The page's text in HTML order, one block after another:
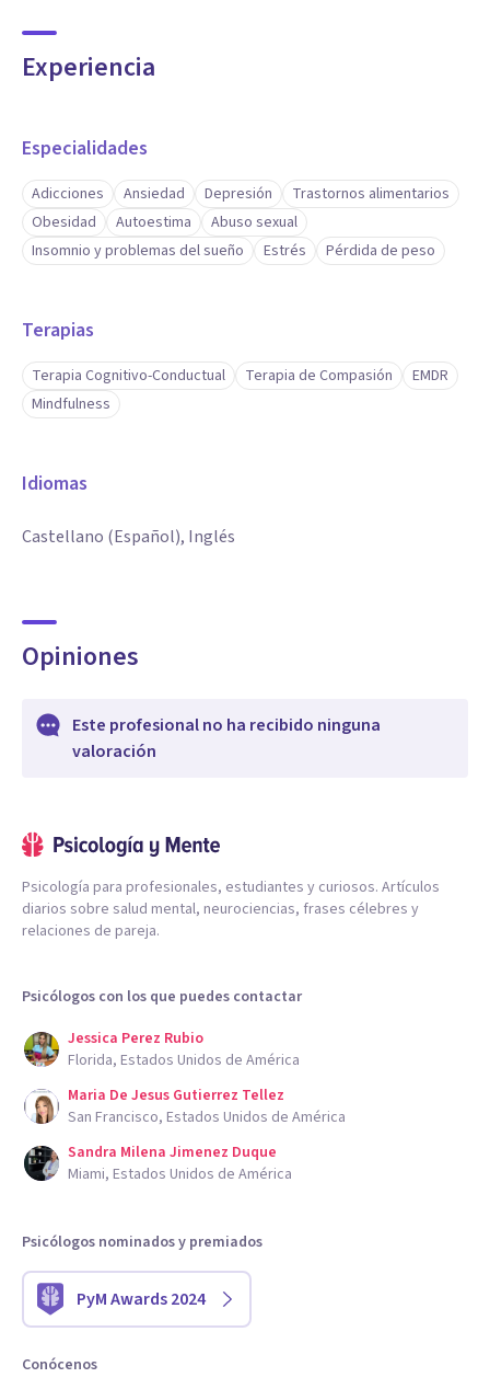
Experiencia
Especialidades
Adicciones Ansiedad Depresión
Trastornos alimentarios
Obesidad
Autoestima
Abuso sexual
Insomnio y problemas del sueño
Estrés Pérdida de peso
Terapias
Terapia Cognitivo-Conductual Terapia de Compasión
EMDR
Mindfulness
Idiomas
Castellano (Español), Inglés
Opiniones
Este profesional no ha recibido ninguna
valoración
Psicología para profesionales, estudiantes y curiosos. Artículos
diarios sobre salud mental, neurociencias, frases célebres y
relaciones de pareja.
Psicólogos con los que puedes contactar
Jessica Perez Rubio
Florida, Estados Unidos de América
Maria De Jesus Gutierrez Tellez
San Francisco, Estados Unidos de América
Sandra Milena Jimenez Duque
Miami, Estados Unidos de América
Psicólogos nominados y premiados
PyM Awards 2024
Conócenos